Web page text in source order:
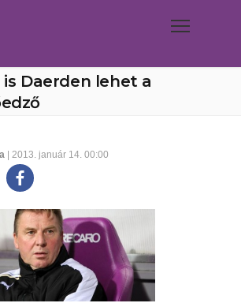
is Daerden lehet a
| 2013. január 14. 00:00